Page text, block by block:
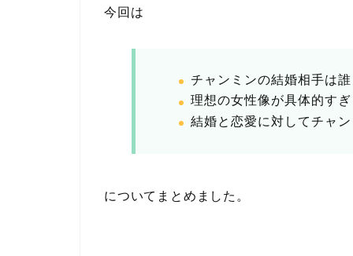
今回は
チャンミンの結婚相手は
理想の女性像が具体的す
結婚と恋愛に対してチャ
についてまとめました。